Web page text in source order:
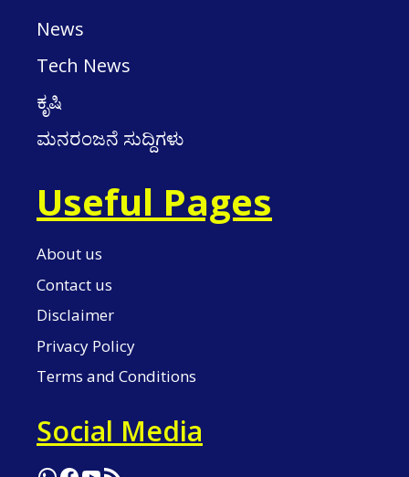
News
Tech News
ಕೃಷಿ
ಮನರಂಜನೆ ಸುದ್ದಿಗಳು
Useful Pages
About us
Contact us
Disclaimer
Privacy Policy
Terms and Conditions
Social Media